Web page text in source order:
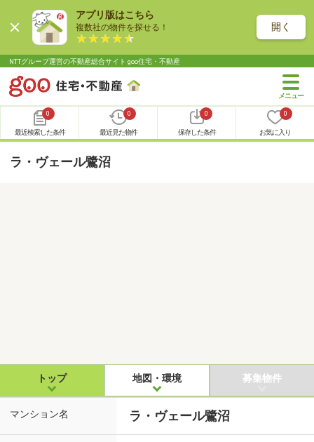
アプリ版はこちら
複数社の物件を探せる！ 開く
NTTグループ運営の不動産総合サイト goo住宅・不動産
0
最近検索した条件
0
最近見た物件
0
保存した条件
0
お気に入り
ラ・ヴェール鷺沼
トップ 地図・環境 募集物件
マンション名 ラ・ヴェール鷺沼